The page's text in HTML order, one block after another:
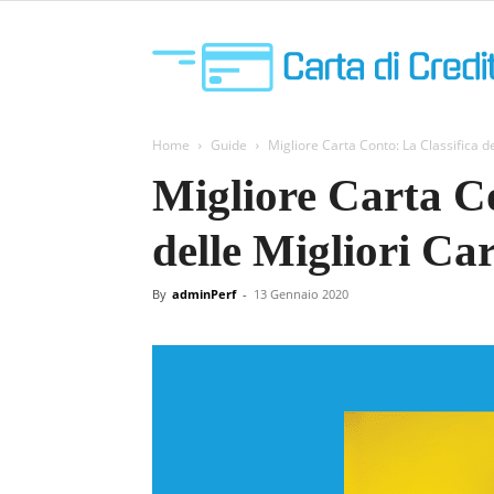
Home Guide Migliore Carta Conto: La Classifica
Migliore Carta
delle Migliori
By adminPerf - 13 Gennaio 2020